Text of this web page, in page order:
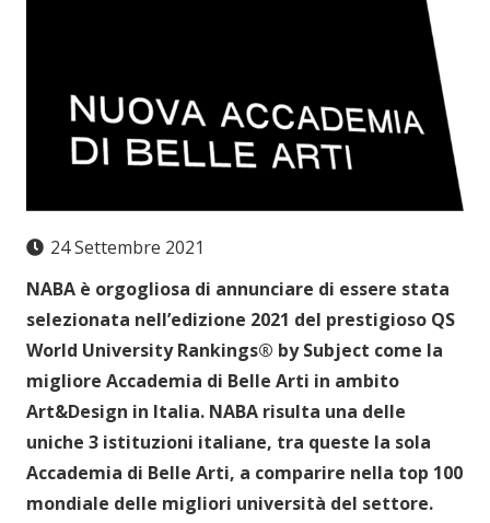
24 Settembre 2021
NABA è orgogliosa di annunciare di essere stata
selezionata nell’edizione 2021 del prestigioso QS
World University Rankings® by Subject come la
migliore Accademia di Belle Arti in ambito
Art&Design in Italia. NABA risulta una delle
uniche 3 istituzioni italiane, tra queste la sola
Accademia di Belle Arti, a comparire nella top 100
mondiale delle migliori università del settore.